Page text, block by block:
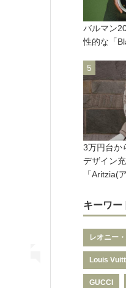
バルマン
性的な「
3万円台か
デザイン
「Aritzia(
キーワー
レオニー
Louis
GUCCI